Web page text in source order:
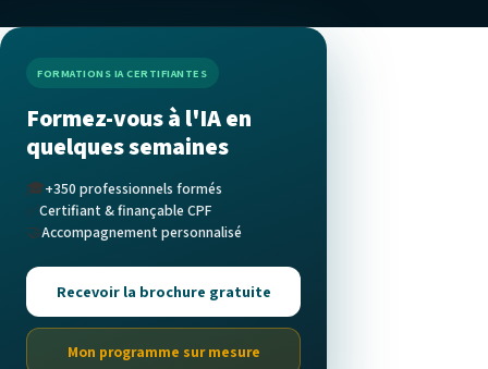
FORMATIONS IA CERTIFIANTES
Formez-vous à l'IA en
quelques semaines
🎓+350 professionnels formés
Certifiant & finançable CPF
🤝Accompagnement personnalisé
Recevoir la brochure gratuite
Mon programme sur mesure